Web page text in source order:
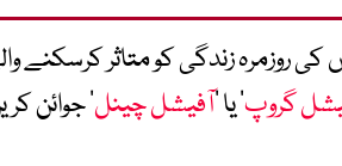
کی روزمرہ زندگی کو متاثر
گروپ‘ یا ’آفیشل چینل‘ جوائن